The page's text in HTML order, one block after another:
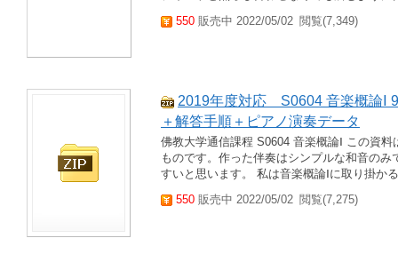
550 販売中 2022/05/02 閲覧(7,349)
2019年度対応 S0604 音楽概論Ⅰ
＋解答手順＋ピアノ演奏データ
佛教大学通信課程 S0604 音楽概論Ⅰ この資
ものです。作った伴奏はシンプルな和音の
すいと思います。 私は音楽概論Ⅰに取り掛か
550 販売中 2022/05/02 閲覧(7,275)